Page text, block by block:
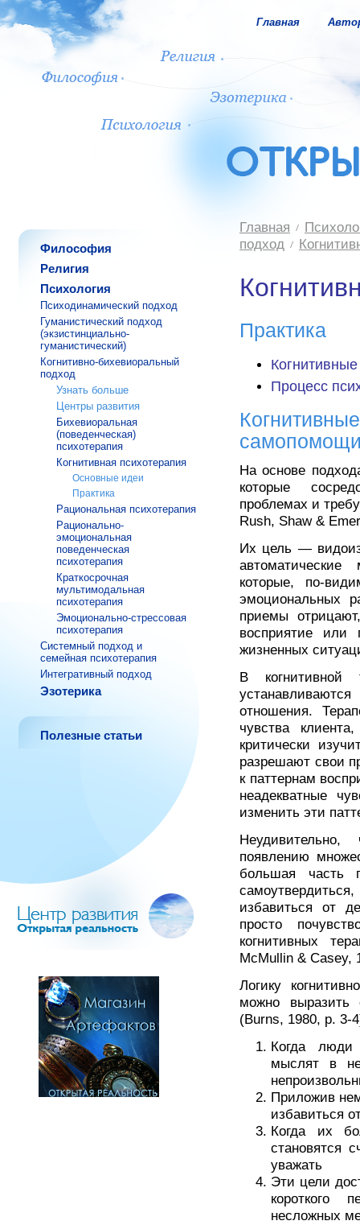
Главная
Философия
Религия
Психология
Психодинамический подход
Гуманистический подход
(экзистинциально-
гуманистический)
Когнитивно-бихевиоральный
подход
Узнать больше
Центры развития
Бихевиоральная
(поведенческая)
психотерапия
Когнитивная психотерапия
Основные идеи
Практика
Рациональная психотерапия
Рационально-
эмоциональная
поведенческая
психотерапия
Краткосрочная
мультимодальная
психотерапия
Эмоционально-стрессовая
психотерапия
Системный подход и
семейная психотерапия
Интегративный подход
Эзотерика
Полезные статьи
Главная
подход
Практика
Процесс
На основе
которые
проблемах и
Rush, Shaw &
Их цель —
которые, по-
эмоциональных
приемы
восприятие
жизненных
В
отношения.
чувства
критически
разрешают свои
к паттернам
неадекватные
изменить эти
Неудивительно,
появлению
большая часть
избавиться от
просто
когнитивных
McMullin & Casey,
Логику
можно
(Burns, 1980, р. 3-
Когда
мыслят в
Приложив
избавиться
Когда их
становятся
уважать
Эти цели
короткого
несложных